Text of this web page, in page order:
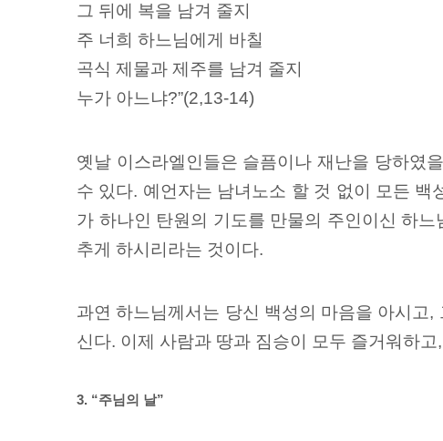
그 뒤에 복을 남겨 줄지
주 너희 하느님에게 바칠
곡식 제물과 제주를 남겨 줄지
누가 아느냐?”(2,13-14)
옛날 이스라엘인들은 슬픔이나 재난을 당하였
수 있다. 예언자는 남녀노소 할 것 없이 모든 백
가 하나인 탄원의 기도를 만물의 주인이신 하
추게 하시리라는 것이다.
과연 하느님께서는 당신 백성의 마음을 아시고
신다. 이제 사람과 땅과 짐승이 모두 즐거워하
3. “주님의 날”